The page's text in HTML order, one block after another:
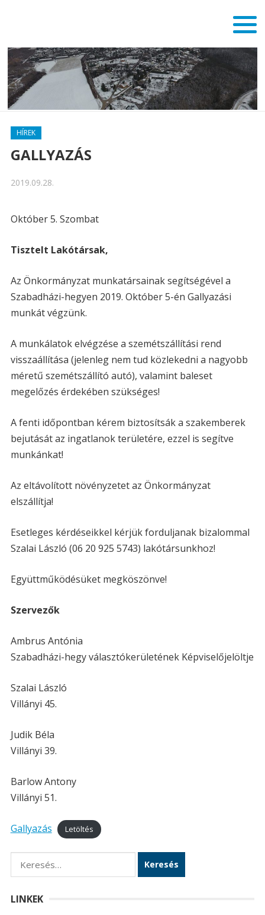
HÍREK
GALLYAZÁS
2019.09.28.
Október 5. Szombat
Tisztelt Lakótársak,
Az Önkormányzat munkatársainak segítségével a
Szabadházi-hegyen 2019. Október 5-én Gallyazási
munkát végzünk.
A munkálatok elvégzése a szemétszállítási rend
visszaállítása (jelenleg nem tud közlekedni a nagyobb
méretű szemétszállító autó), valamint baleset
megelőzés érdekében szükséges!
A fenti időpontban kérem biztosítsák a szakemberek
bejutását az ingatlanok területére, ezzel is segítve
munkánkat!
Az eltávolított növényzetet az Önkormányzat
elszállítja!
Esetleges kérdéseikkel kérjük forduljanak bizalommal
Szalai László (06 20 925 5743) lakótársunkhoz!
Együttműködésüket megköszönve!
Szervezők
Ambrus Antónia
Szabadházi-hegy választókerületének Képviselőjelöltje
Szalai László
Villányi 45.
Judik Béla
Villányi 39.
Barlow Antony
Villányi 51.
Gallyazás Letöltés
e
LINKEK